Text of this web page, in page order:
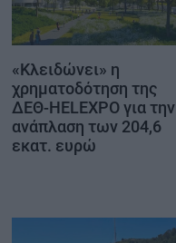
«Κλειδώνει» η
χρηματοδότηση της
ΔΕΘ-HELEXPO για την
ανάπλαση των 204,6
εκατ. ευρώ